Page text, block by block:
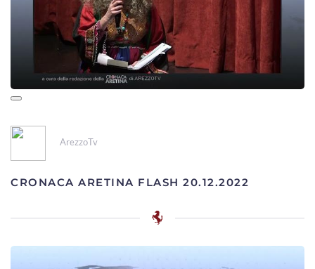
ArezzoTv
CRONACA ARETINA FLASH 20.12.2022